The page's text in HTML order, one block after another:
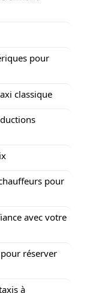
pour
classique
pour
avec votre
réserver
à